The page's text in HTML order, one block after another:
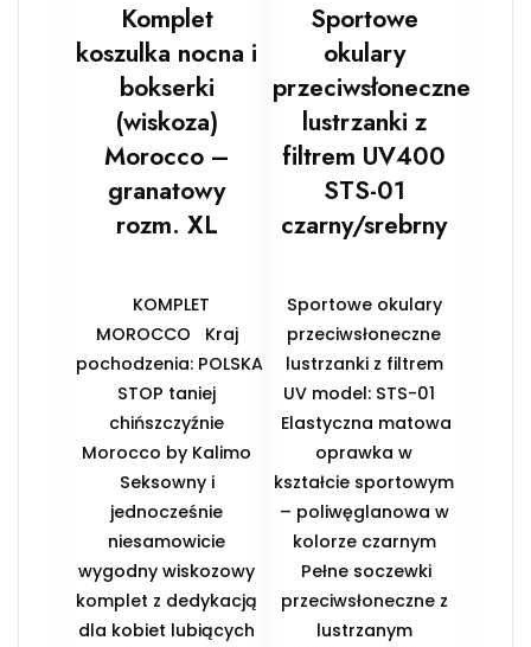
Komplet
koszulka nocna i
bokserki
(wiskoza)
Morocco –
granatowy
rozm. XL
KOMPLET
MOROCCO Kraj
pochodzenia: POLSKA
STOP taniej
chińszczyźnie
Morocco by Kalimo
Seksowny i
jednocześnie
niesamowicie
wygodny wiskozowy
komplet z dedykacją
dla kobiet lubiących
Sportowe
okulary
przeciwsłoneczne
lustrzanki z
filtrem UV400
STS-01
czarny/srebrny
Sportowe okulary
przeciwsłoneczne
lustrzanki z filtrem
UV model: STS-01
Elastyczna matowa
oprawka w
kształcie sportowym
– poliwęglanowa w
kolorze czarnym
Pełne soczewki
przeciwsłoneczne z
lustrzanym